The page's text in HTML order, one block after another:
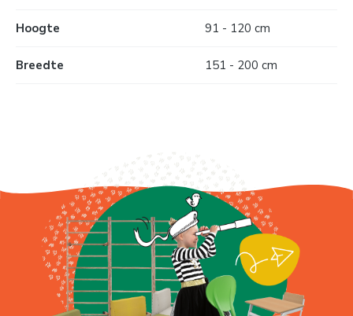
Hoogte 91 - 120 cm
Breedte 151 - 200 cm